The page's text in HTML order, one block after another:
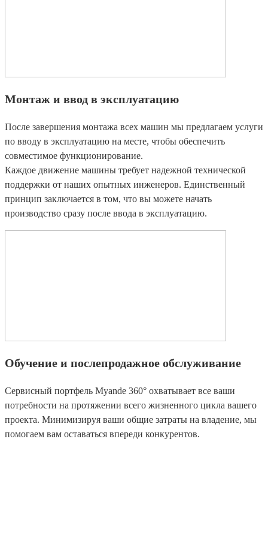
Монтаж и ввод в эксплуатацию
После завершения монтажа всех машин мы предлагаем услуги
по вводу в эксплуатацию на месте, чтобы обеспечить
совместимое функционирование.
Каждое движение машины требует надежной технической
поддержки от наших опытных инженеров. Единственный
принцип заключается в том, что вы можете начать
производство сразу после ввода в эксплуатацию.
Обучение и послепродажное обслуживание
Сервисный портфель Myande 360° охватывает все ваши
потребности на протяжении всего жизненного цикла вашего
проекта. Минимизируя ваши общие затраты на владение, мы
помогаем вам оставаться впереди конкурентов.